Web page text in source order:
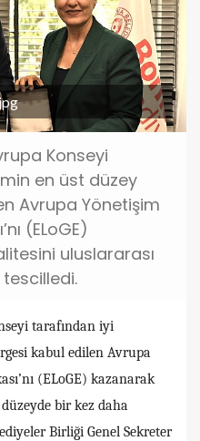
Konseyi
en üst düzey
Avrupa Yönetişim
(ELoGE)
uluslararası
tarafından iyi
kabul edilen Avrupa
(ELoGE) kazanarak
bir kez daha
Birliği Genel Sekreter